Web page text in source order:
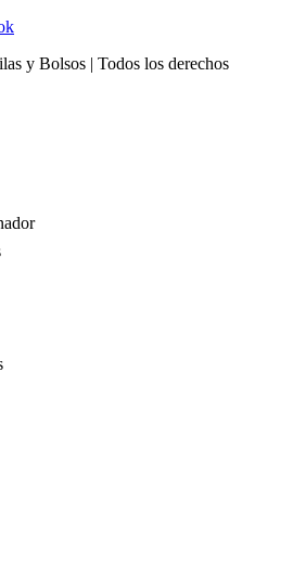
y Bolsos | Todos los derechos